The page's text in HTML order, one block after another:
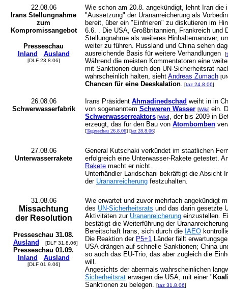
22.08.06
Irans Stellungnahme
zum
Kompromissangebot
Presseschau
Inland
Ausland
[DLF 23.8.06]
Wie schon am 20.8. angekündigt, lehnt Iran die
"Aussetzung" der Urananreicherung als
bereit, über ein "Einfrieren" zu diskutieren im
6.6. . Die USA, Großbritannien, Frankreich und
Stellungnahme als weiteres Hinhaltemanöver,
weiter zu führen. Russland und China sehen
ausreichende Basis für weitere Verhandlungen
[
Während die meisten Kommentatoren eine
mit Sanktionen durch den UN-Sicherheitsrat
wahrscheinlich halten, sieht Andreas Zumach
Chancen für eine Deeskalation. [taz 24.8.06]
26.08.06
Schwerwasserfabrik
Irans Präsident Ahmadinedschad weiht in in
von sogenanntem Schweren Wasser [Wiki] ein.
Schwerwasserreaktors [Wiki], der bis 2009 in
erzeugt, das für den Bau von Atombomben
[Tagesschau 26.8.06] [taz 28.8.06]
27.08.06
Unterwasserrakete
General Kutschaki verkündet im staatlichen
erfolgreich eine Unterwasser-Rakete getestet.
Rakete macht er nicht.
Unterhändler Laridschani bekräftigt die Absicht
der Urananreicherung festzuhalten.
31.08.06
Missachtung
der Resolution
Presseschau 31.08.
Ausland
[DLF 31.8.06]
Presseschau 01.09.
Inland
Ausland
[DLF 01.9.06]
Wie erwartet und zuvor mehrfach angekündigt
des UN-Sicherheitsrats und das darin gesetzte
Aktivitäten zur Urananreicherung einzustellen.
bestätigt die Weiterführung der
Bereitschaft Irans, sich durch die IAEO
Die Reaktion der P5+1 Länder fällt
USA drängen auf schnelle Sanktionen; China
so auch das EU-Trio, das aber zugleich die
will.
Angesichts der abermals wahrscheinlichen
Sicherheitsrat erwägen die USA, mit einer "
Sanktionen zu belegen. [taz 31.8.06]